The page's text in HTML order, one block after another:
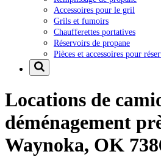
Accessoires pour le gril
Grils et fumoirs
Chaufferettes portatives
Réservoirs de propane
Pièces et accessoires pour
Locations de
déménagement
Waynoka, OK